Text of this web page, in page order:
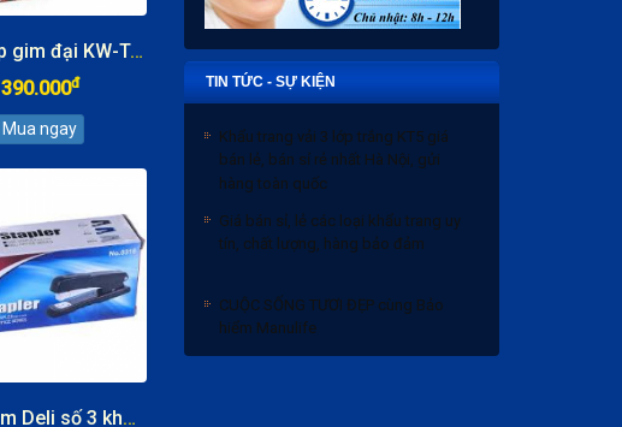
Máy dập gim đại KW-TriO 50LA dập 250 tờ
390.000đ
Dập ghim Deli số 3 không xoay
TIN TỨC - SỰ KIỆN
bán lẻ, bán sỉ rẻ nhất Hà Nội, gửi
hàng toàn quốc
tín, chất lượng, hàng bảo đảm
hiểm Manulife